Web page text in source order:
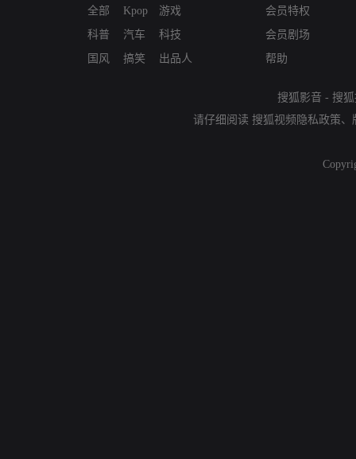
全部
科普
国风
Kpop
汽车
搞笑
游戏
科技
出品人
会员特权
会员剧场
帮助
搜狐影音 - 搜
请仔细阅读 搜狐视频隐私政策、